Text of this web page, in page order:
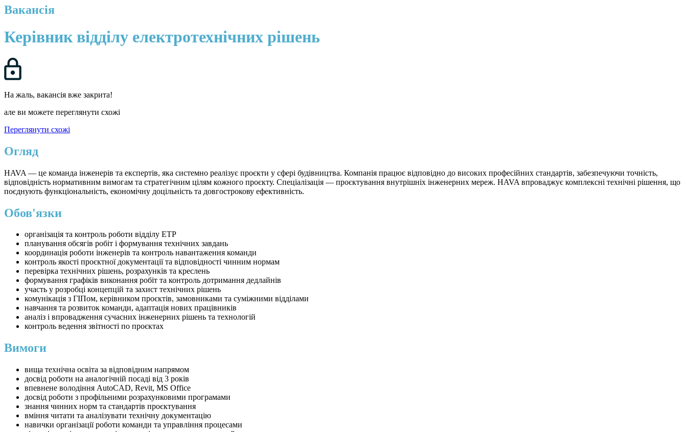
Вакансія
Керівник відділу електротехнічних рішень
На жаль, вакансія вже закрита!
але ви можете переглянути схожі
Переглянути схожі
Огляд
HAVA — це команда інженерів та експертів, яка системно реалізує проєкти у сфері будівництва. Компанія працює відповідно до високих професійних стандартів, забезпечуючи точність,
відповідність нормативним вимогам та стратегічним цілям кожного проєкту. Спеціалізація — проєктування внутрішніх інженерних мереж. HAVA впроваджує комплексні технічні рішення, що
поєднують функціональність, економічну доцільність та довгострокову ефективність.
Обов'язки
організація та контроль роботи відділу ЕТР
планування обсягів робіт і формування технічних завдань
координація роботи інженерів та контроль навантаження команди
контроль якості проєктної документації та відповідності чинним нормам
перевірка технічних рішень, розрахунків та креслень
формування графіків виконання робіт та контроль дотримання дедлайнів
участь у розробці концепцій та захист технічних рішень
комунікація з ГІПом, керівником проєктів, замовниками та суміжними відділами
навчання та розвиток команди, адаптація нових працівників
аналіз і впровадження сучасних інженерних рішень та технологій
контроль ведення звітності по проєктах
Вимоги
вища технічна освіта за відповідним напрямом
досвід роботи на аналогічній посаді від 3 років
впевнене володіння AutoCAD, Revit, MS Office
досвід роботи з профільними розрахунковими програмами
знання чинних норм та стандартів проєктування
вміння читати та аналізувати технічну документацію
навички організації роботи команди та управління процесами